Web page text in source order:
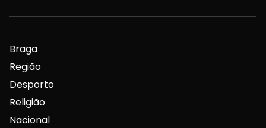
Braga
Região
Desporto
Religião
Nacional